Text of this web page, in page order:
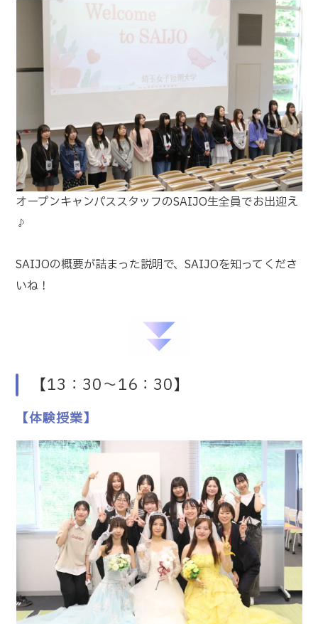
オープンキャンパススタッフのSAIJO生全員でお出迎え
♪
SAIJOの概要が詰まった説明で、SAIJOを知ってくださ
いね！
【13：30～16：30】
【体験授業】